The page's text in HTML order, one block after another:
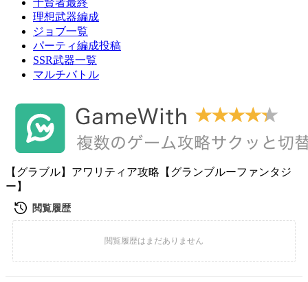
十賢者最終
理想武器編成
ジョブ一覧
パーティ編成投稿
SSR武器一覧
マルチバトル
【グラブル】アワリティア攻略【グランブルーファンタジ
ー】